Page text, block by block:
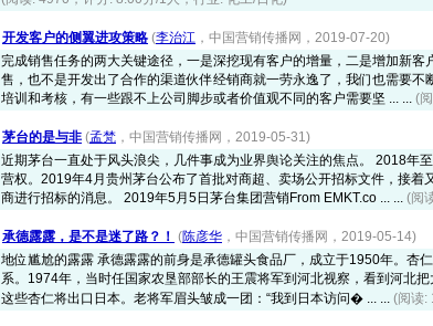
开发客户的侧翼进攻策略 (李治江 ，中国营销传播网，2019-07-20)
完成销售任务的两大关键途径，一是深挖现有客户的增量，二是增加新客
售，也不是开发出了合作的渠道伙伴经销商就一劳永逸了，我们也需要不
培训和考核，有一些跟不上公司脚步或者价值观不同的客户需要坚 ... ... (
茅台的是与非 (孟梵 ，中国营销传播网，2019-05-31)
近期茅台一直处于风头浪尖，几件事成为业界舆论关注的焦点。 2018年
营权。2019年4月贵州茅台公布了首批对商超、卖场公开招标文件，接着
商进行招标的消息。 2019年5月5日茅台集团营销From EMKT.co ... ... (阅
承德露露，是不是迷了路？！ (陈彦华 ，中国营销传播网，2019-05-14)
地位尴尬的露露 承德露露的前身是承德罐头食品厂，成立于1950年。杏
系。1974年，当时任国家农垦部部长的王震将军到河北视察，看到河北
这些杏仁将出口日本。老将军眉头皱成一团：“我到日本访问� ... ... (阅读: